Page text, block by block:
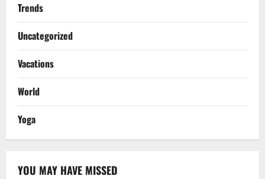
Trends
Uncategorized
Vacations
World
Yoga
YOU MAY HAVE MISSED